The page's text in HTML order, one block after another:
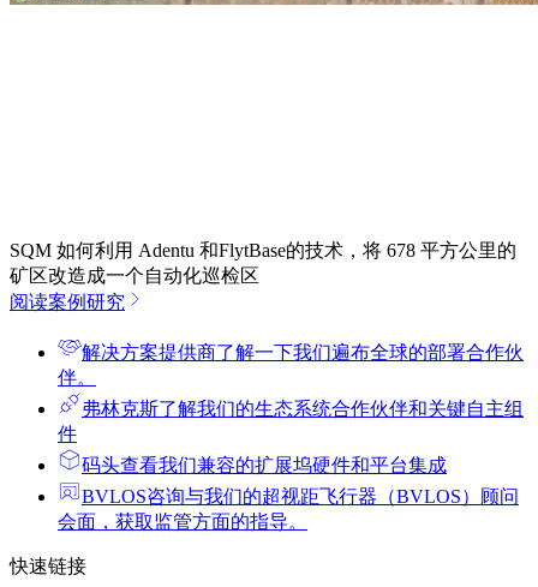
SQM 如何利用 Adentu 和FlytBase的技术，将 678 平方公里的
矿区改造成一个自动化巡检区
阅读案例研究
解决方案提供商了解一下我们遍布全球的部署合作伙
伴。
弗林克斯了解我们的生态系统合作伙伴和关键自主组
件
码头查看我们兼容的扩展坞硬件和平台集成
BVLOS咨询与我们的超视距飞行器（BVLOS）顾问
会面，获取监管方面的指导。
快速链接